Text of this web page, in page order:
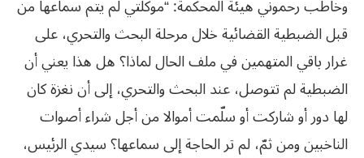
وخاطب رحموني هيئة المحكمة: “موكلتي لم يتم سماعها من
قبل الضبطية القضائية خلال مرحلة البحث والتحري، على
غرار باقي المتهمين في ملف الحال لماذا؟ هل هذا يعني أن
الضبطية لم تتوصل، عند البحث والتحري، إلى أن نغزة كان
لها دور أو شاركت أو سلّمت أموالا من أجل شراء أصوات
الناخبين ومن ثمّ، لم تر الحاجة إلى سماعها؟ سيدي الرئيس،